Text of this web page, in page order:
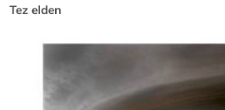
Tez elden